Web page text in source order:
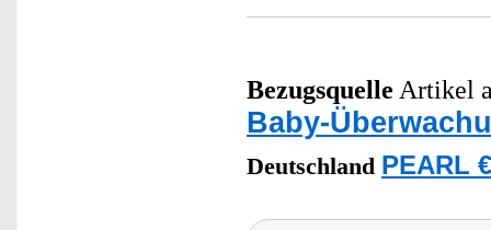
Bezugsquelle Artikel
Baby-
Deutschland PEARL